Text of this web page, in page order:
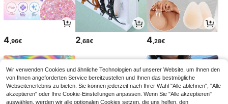
4,96€ 2,68€ 4,28€
Wir verwenden Cookies und ähnliche Technologien auf unserer Website, um Ihnen den
von Ihnen angeforderten Service bereitzustellen und Ihnen das bestmögliche
Webseitenerlebnis zu bieten. Sie können jederzeit nach Ihrer Wahl "Alle ablehnen", "Alle
akzeptieren" oder Ihre Cookie-Einstellungen anpassen. Wenn Sie "Alle akzeptieren"
auswählen, werden wir alle optionalen Cookies setzen, die uns helfen, den